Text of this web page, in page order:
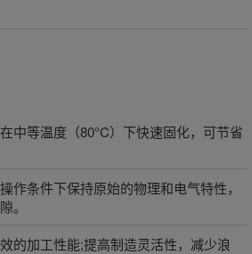
中等温度（80°C）下快速固化，可节省
作条件下保持原始的物理和电气特性，
。
的加工性能;提高制造灵活性，减少浪